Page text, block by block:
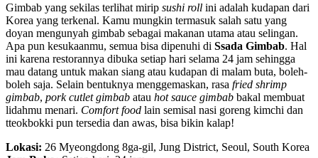
Gimbab yang sekilas terlihat mirip sushi roll ini adalah kudapan dari
Korea yang terkenal. Kamu mungkin termasuk salah satu yang
doyan mengunyah gimbab sebagai makanan utama atau selingan.
Apa pun kesukaanmu, semua bisa dipenuhi di Ssada Gimbab. Hal
ini karena restorannya dibuka setiap hari selama 24 jam sehingga
mau datang untuk makan siang atau kudapan di malam buta, boleh-
boleh saja. Selain bentuknya menggemaskan, rasa fried shrimp
gimbab, pork cutlet gimbab atau hot sauce gimbab bakal membuat
lidahmu menari. Comfort food lain semisal nasi goreng kimchi dan
tteokbokki pun tersedia dan awas, bisa bikin kalap!
Lokasi: 26 Myeongdong 8ga-gil, Jung District, Seoul, South Korea